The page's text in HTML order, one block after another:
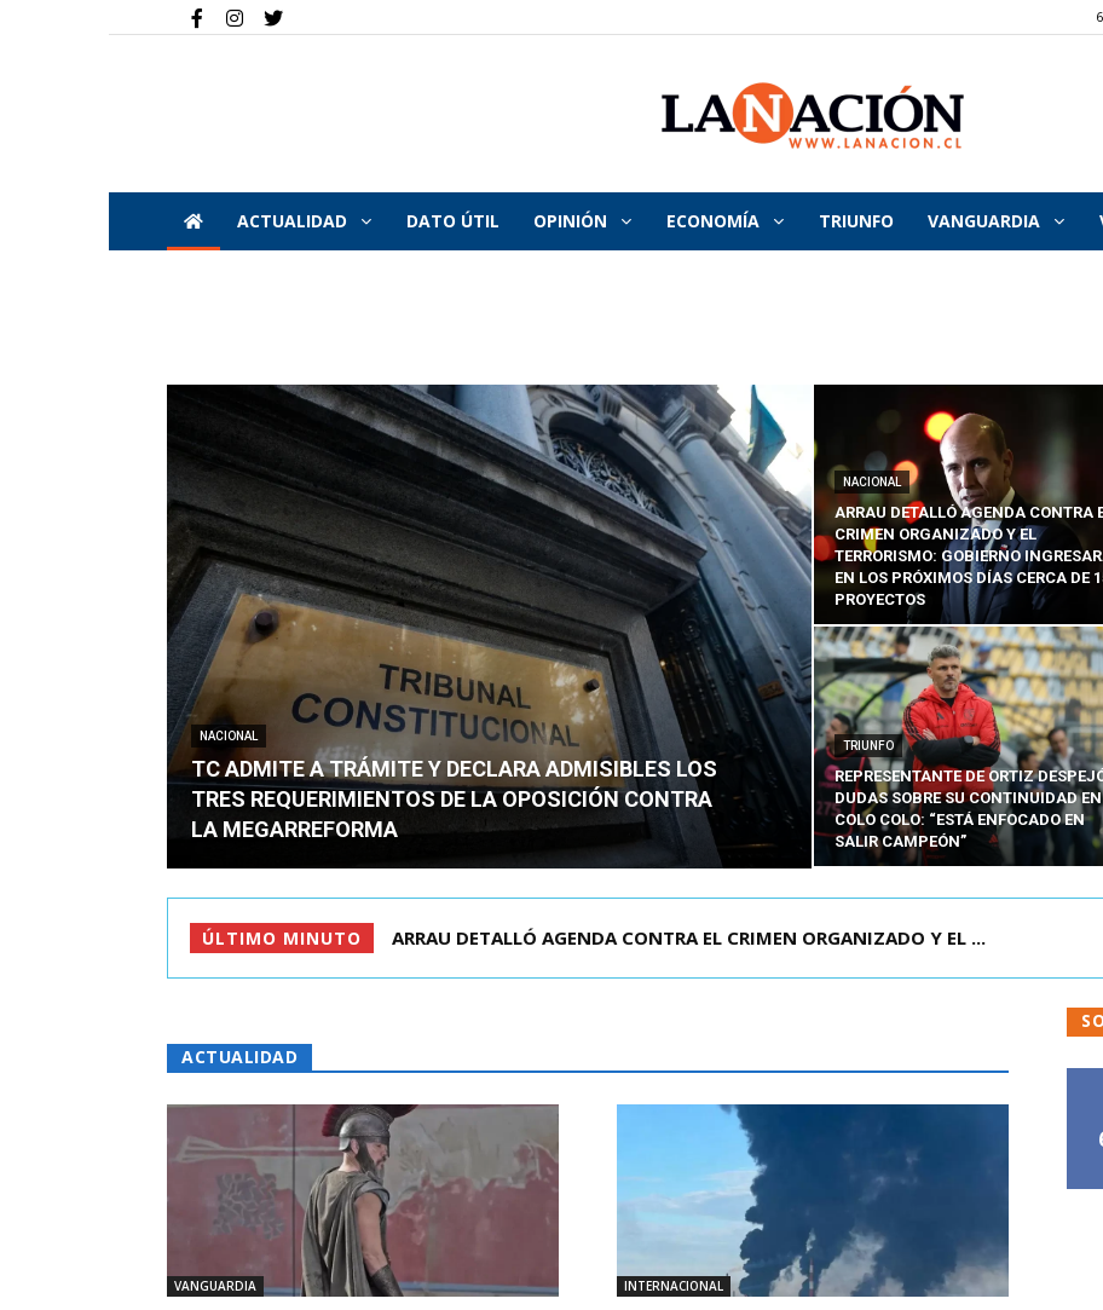
La
Nación
ACTUALIDAD DATO ÚTIL OPINIÓN ECONOMÍA TRIUNFO VANGUARDIA
NACIONAL
TC ADMITE A TRÁMITE Y DECLARA ADMISIBLES LOS
TRES REQUERIMIENTOS DE LA OPOSICIÓN CONTRA
LA MEGARREFORMA
NACIONAL
ARRAU DETALLÓ AGENDA CONTRA
CRIMEN ORGANIZADO Y EL
TERRORISMO: GOBIERNO
EN LOS PRÓXIMOS DÍAS CERCA DE
PROYECTOS
TRIUNFO
REPRESENTANTE DE ORTIZ
DUDAS SOBRE SU CONTINUIDAD EN
COLO COLO: “ESTÁ ENFOCADO EN
SALIR CAMPEÓN”
ÚLTIMO MINUTO QUIÉN ERA EL JOVEN CHILENO QUE MURIÓ TRAS SUFRIR ACCID...
ACTUALIDAD
VANGUARDIA INTERNACIONAL